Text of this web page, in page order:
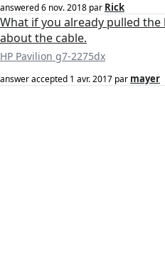
answered6 nov. 2018 par Rick
What if you already pulled
about the cable.
HP Pavilion g7-2275dx
answer accepted 1 avr. 2017 par mayer